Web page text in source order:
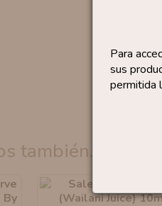
Para
sus
permitida
también...